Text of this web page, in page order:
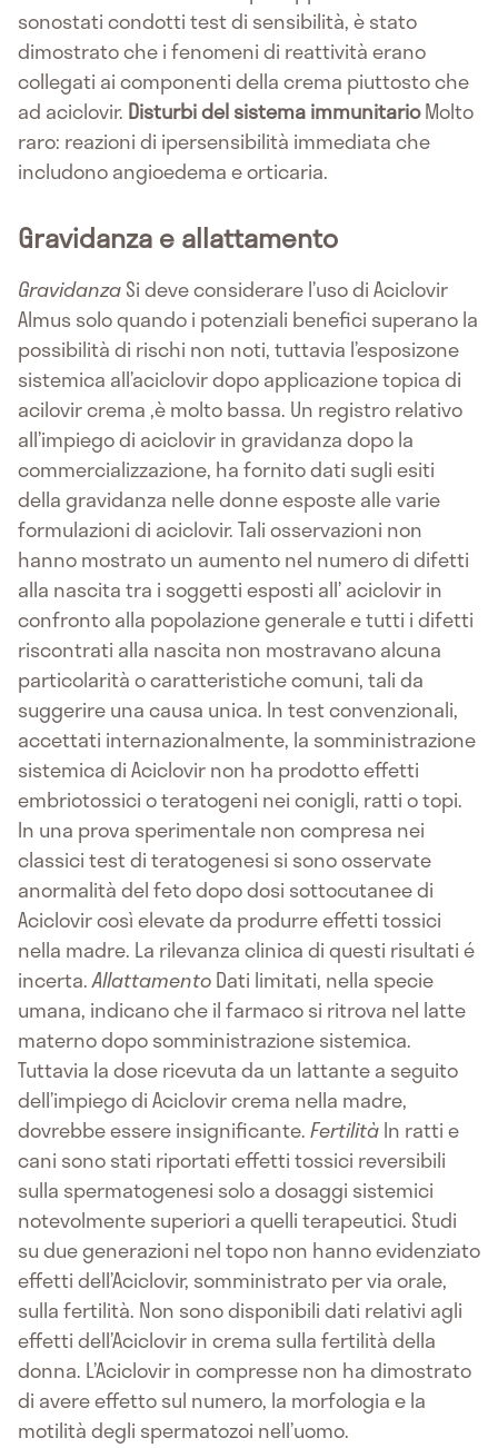
sonostati condotti test di sensibilità, è stato
dimostrato che i fenomeni di reattività erano
collegati ai componenti della crema piuttosto che
ad aciclovir. Disturbi del sistema immunitarioMolto
raro: reazioni di ipersensibilità immediata che
includono angioedema e orticaria.
Gravidanza e allattamento
GravidanzaSi deve considerare l’uso di Aciclovir
Almus solo quando i potenziali benefici superano la
possibilità di rischi non noti, tuttavia l’esposizone
sistemica all’aciclovir dopo applicazione topica di
acilovir crema ,è molto bassa. Un registro relativo
all’impiego di aciclovir in gravidanza dopo la
commercializzazione, ha fornito dati sugli esiti
della gravidanza nelle donne esposte alle varie
formulazioni di aciclovir. Tali osservazioni non
hanno mostrato un aumento nel numero di difetti
alla nascita tra i soggetti esposti all’ aciclovir in
confronto alla popolazione generale e tutti i difetti
riscontrati alla nascita non mostravano alcuna
particolarità o caratteristiche comuni, tali da
suggerire una causa unica. In test convenzionali,
accettati internazionalmente, la somministrazione
sistemica di Aciclovir non ha prodotto effetti
embriotossici o teratogeni nei conigli, ratti o topi.
In una prova sperimentale non compresa nei
classici test di teratogenesi si sono osservate
anormalità del feto dopo dosi sottocutanee di
Aciclovir così elevate da produrre effetti tossici
nella madre. La rilevanza clinica di questi risultati é
incerta.AllattamentoDati limitati, nella specie
umana, indicano che il farmaco si ritrova nel latte
materno dopo somministrazione sistemica.
Tuttavia la dose ricevuta da un lattante a seguito
dell’impiego di Aciclovir crema nella madre,
dovrebbe essere insignificante.FertilitàIn ratti e
cani sono stati riportati effetti tossici reversibili
sulla spermatogenesi solo a dosaggi sistemici
notevolmente superiori a quelli terapeutici. Studi
su due generazioni nel topo non hanno evidenziato
effetti dell’Aciclovir, somministrato per via orale,
sulla fertilità. Non sono disponibili dati relativi agli
effetti dell’Aciclovir in crema sulla fertilità della
donna. L’Aciclovir in compresse non ha dimostrato
di avere effetto sul numero, la morfologia e la
motilità degli spermatozoi nell’uomo.